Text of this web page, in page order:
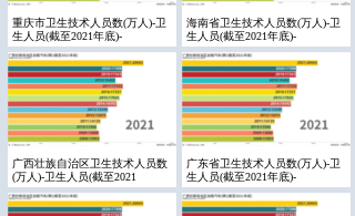
重庆市卫生技术人员数(万人)-卫
生人员(截至2021年底)-
海南省卫生技术人员数(万人)-卫
生人员(截至2021年底)-
广西壮族自治区卫生技术人员数
(万人)-卫生人员(截至2021
广东省卫生技术人员数(万人)-卫
生人员(截至2021年底)-